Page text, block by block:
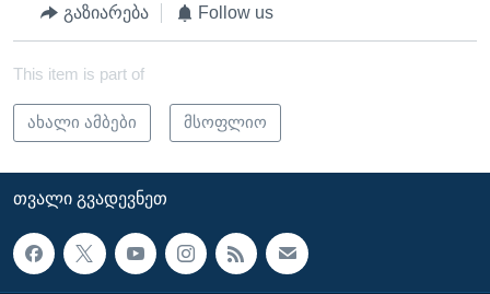
გაზიარება Follow us
This item is part of
ახალი ამბები მსოფლიო
ᲗᲕᲐᲚᲘ ᲒᲕᲐᲓᲔᲕᲜᲔᲗ